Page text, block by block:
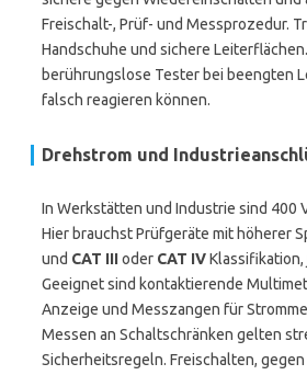
Freischalt-, Prüf- und Messprozedur.
Handschuhe und sichere
berührungslose Tester bei beengten
falsch reagieren können.
Drehstrom und
In Werkstätten und Industrie sind 400
Hier brauchst Prüfgeräte mit höherer
und CAT IIIoder CAT IV
Geeignet sind kontaktierende
Anzeige und Messzangen für
Messen an Schaltschränken gelten
Sicherheitsregeln. Freischalten,